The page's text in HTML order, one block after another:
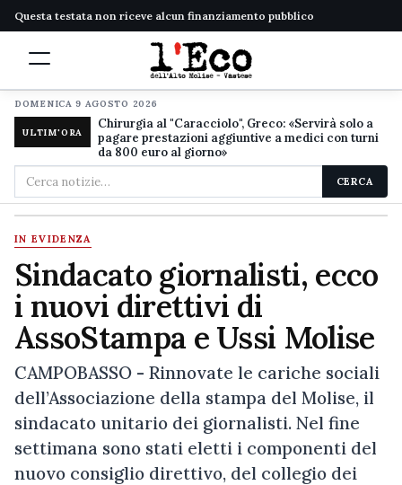
Questa testata non riceve alcun finanziamento pubblico
DOMENICA 9 AGOSTO 2026
ULTIM'ORA
Chirurgia al "Caracciolo", Greco: «Servirà solo a
pagare prestazioni aggiuntive a medici con turni
da 800 euro al giorno»
Cerca
nel
sito
CERCA
IN EVIDENZA
Sindacato giornalisti, ecco
i nuovi direttivi di
AssoStampa e Ussi Molise
CAMPOBASSO - Rinnovate le cariche sociali
dell’Associazione della stampa del Molise, il
sindacato unitario dei giornalisti. Nel fine
settimana sono stati eletti i componenti del
nuovo consiglio direttivo, del collegio dei